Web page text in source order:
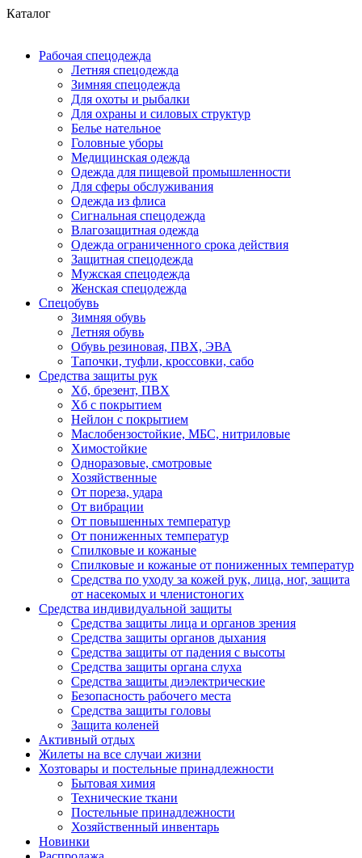
Каталог
Рабочая спецодежда
Летняя спецодежда
Зимняя спецодежда
Для охоты и рыбалки
Для охраны и силовых структур
Белье нательное
Головные уборы
Медицинская одежда
Одежда для пищевой промышленности
Для сферы обслуживания
Одежда из флиса
Сигнальная спецодежда
Влагозащитная одежда
Одежда ограниченного срока действия
Защитная спецодежда
Мужская спецодежда
Женская спецодежда
Спецобувь
Зимняя обувь
Летняя обувь
Обувь резиновая, ПВХ, ЭВА
Тапочки, туфли, кроссовки, сабо
Средства защиты рук
Хб, брезент, ПВХ
Хб с покрытием
Нейлон с покрытием
Маслобензостойкие, МБС, нитриловые
Химостойкие
Одноразовые, смотровые
Хозяйственные
От пореза, удара
От вибрации
От повышенных температур
От пониженных температур
Спилковые и кожаные
Спилковые и кожаные от пониженных температур
Средства по уходу за кожей рук, лица, ног, защита
от насекомых и членистоногих
Средства индивидуальной защиты
Средства защиты лица и органов зрения
Средства защиты органов дыхания
Средства защиты от падения с высоты
Средства защиты органа слуха
Средства защиты диэлектрические
Безопасность рабочего места
Средства защиты головы
Защита коленей
Активный отдых
Жилеты на все случаи жизни
Хозтовары и постельные принадлежности
Бытовая химия
Технические ткани
Постельные принадлежности
Хозяйственный инвентарь
Новинки